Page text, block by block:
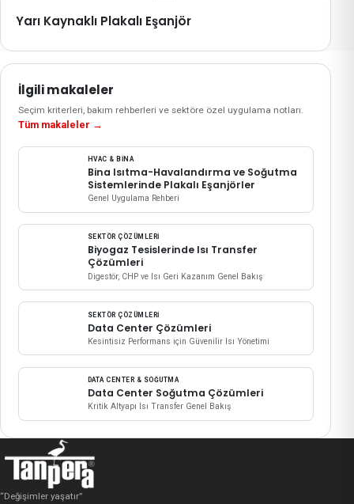
Yarı Kaynaklı Plakalı Eşanjör
İlgili makaleler
Seçim kriterleri, bakım rehberleri ve sektöre özel uygulama notları.
Tüm makaleler →
HVAC & BINA
Bina Isıtma-Havalandırma ve Soğutma
Sistemlerinde Plakalı Eşanjörler
Genel Uygulama Rehberi
SEKTÖR ÇÖZÜMLERI
Biyogaz Tesislerinde Isı Transfer
Çözümleri
Digestör, CHP ve Isı Geri Kazanım Genel Bakış
SEKTÖR ÇÖZÜMLERI
Data Center Çözümleri
Kesintisiz Performans için Güvenilir Isı Yönetimi
DATA CENTER & SOĞUTMA
Data Center Soğutma Çözümleri
Kritik Altyapı Isı Transfer Genel Bakış
“Değişimler yaşatır”